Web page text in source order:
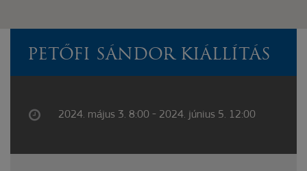
PETŐFI SÁNDOR KIÁLLÍTÁS
2024. május 3. 8:00 - 2024. június 5. 12:00